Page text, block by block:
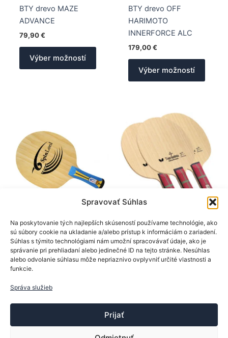
Spravovať Súhlas
Na poskytovanie tých najlepších skúseností používame technológie, ako
sú súbory cookie na ukladanie a/alebo prístup k informáciám o zariadení.
Súhlas s týmito technológiami nám umožní spracovávať údaje, ako je
správanie pri prehliadaní alebo jedinečné ID na tejto stránke. Nesúhlas
alebo odvolanie súhlasu môže nepriaznivo ovplyvniť určité vlastnosti a
funkcie.
Správa služieb
Prijať
BTY drevo MAZE
ADVANCE
79,90€
Výber možností
Tento
produktu.
BTY drevo OFF
HARIMOTO
INNERFORCE ALC
179,00€
Výber možností
Tento
si
vybrať
na
Drevá na rakety
SpinLord drevo Ultra
Allround ALL+
25,90
má
variantov.
Drevá na rakety
BTY drevo Apolonia
ZLC